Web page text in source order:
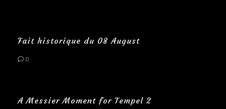
Fait historique du 08 August
0
A Messier Moment for Tempel 2